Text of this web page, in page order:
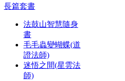
長篇套書
法鼓山智慧隨身
書
毛毛蟲變蝴蝶(道
證法師)
迷悟之間(星雲法
師)